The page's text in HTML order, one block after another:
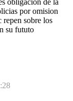
por omision
repen sobre los
su fututo